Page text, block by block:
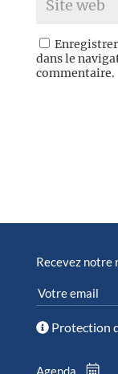
dans le
commentaire.
Recevez notre
Protection
Agenda